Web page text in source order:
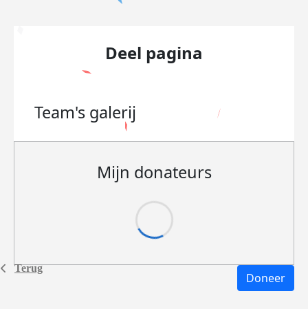
Terug
Deel pagina
Team's galerij
Mijn donateurs
Doneer